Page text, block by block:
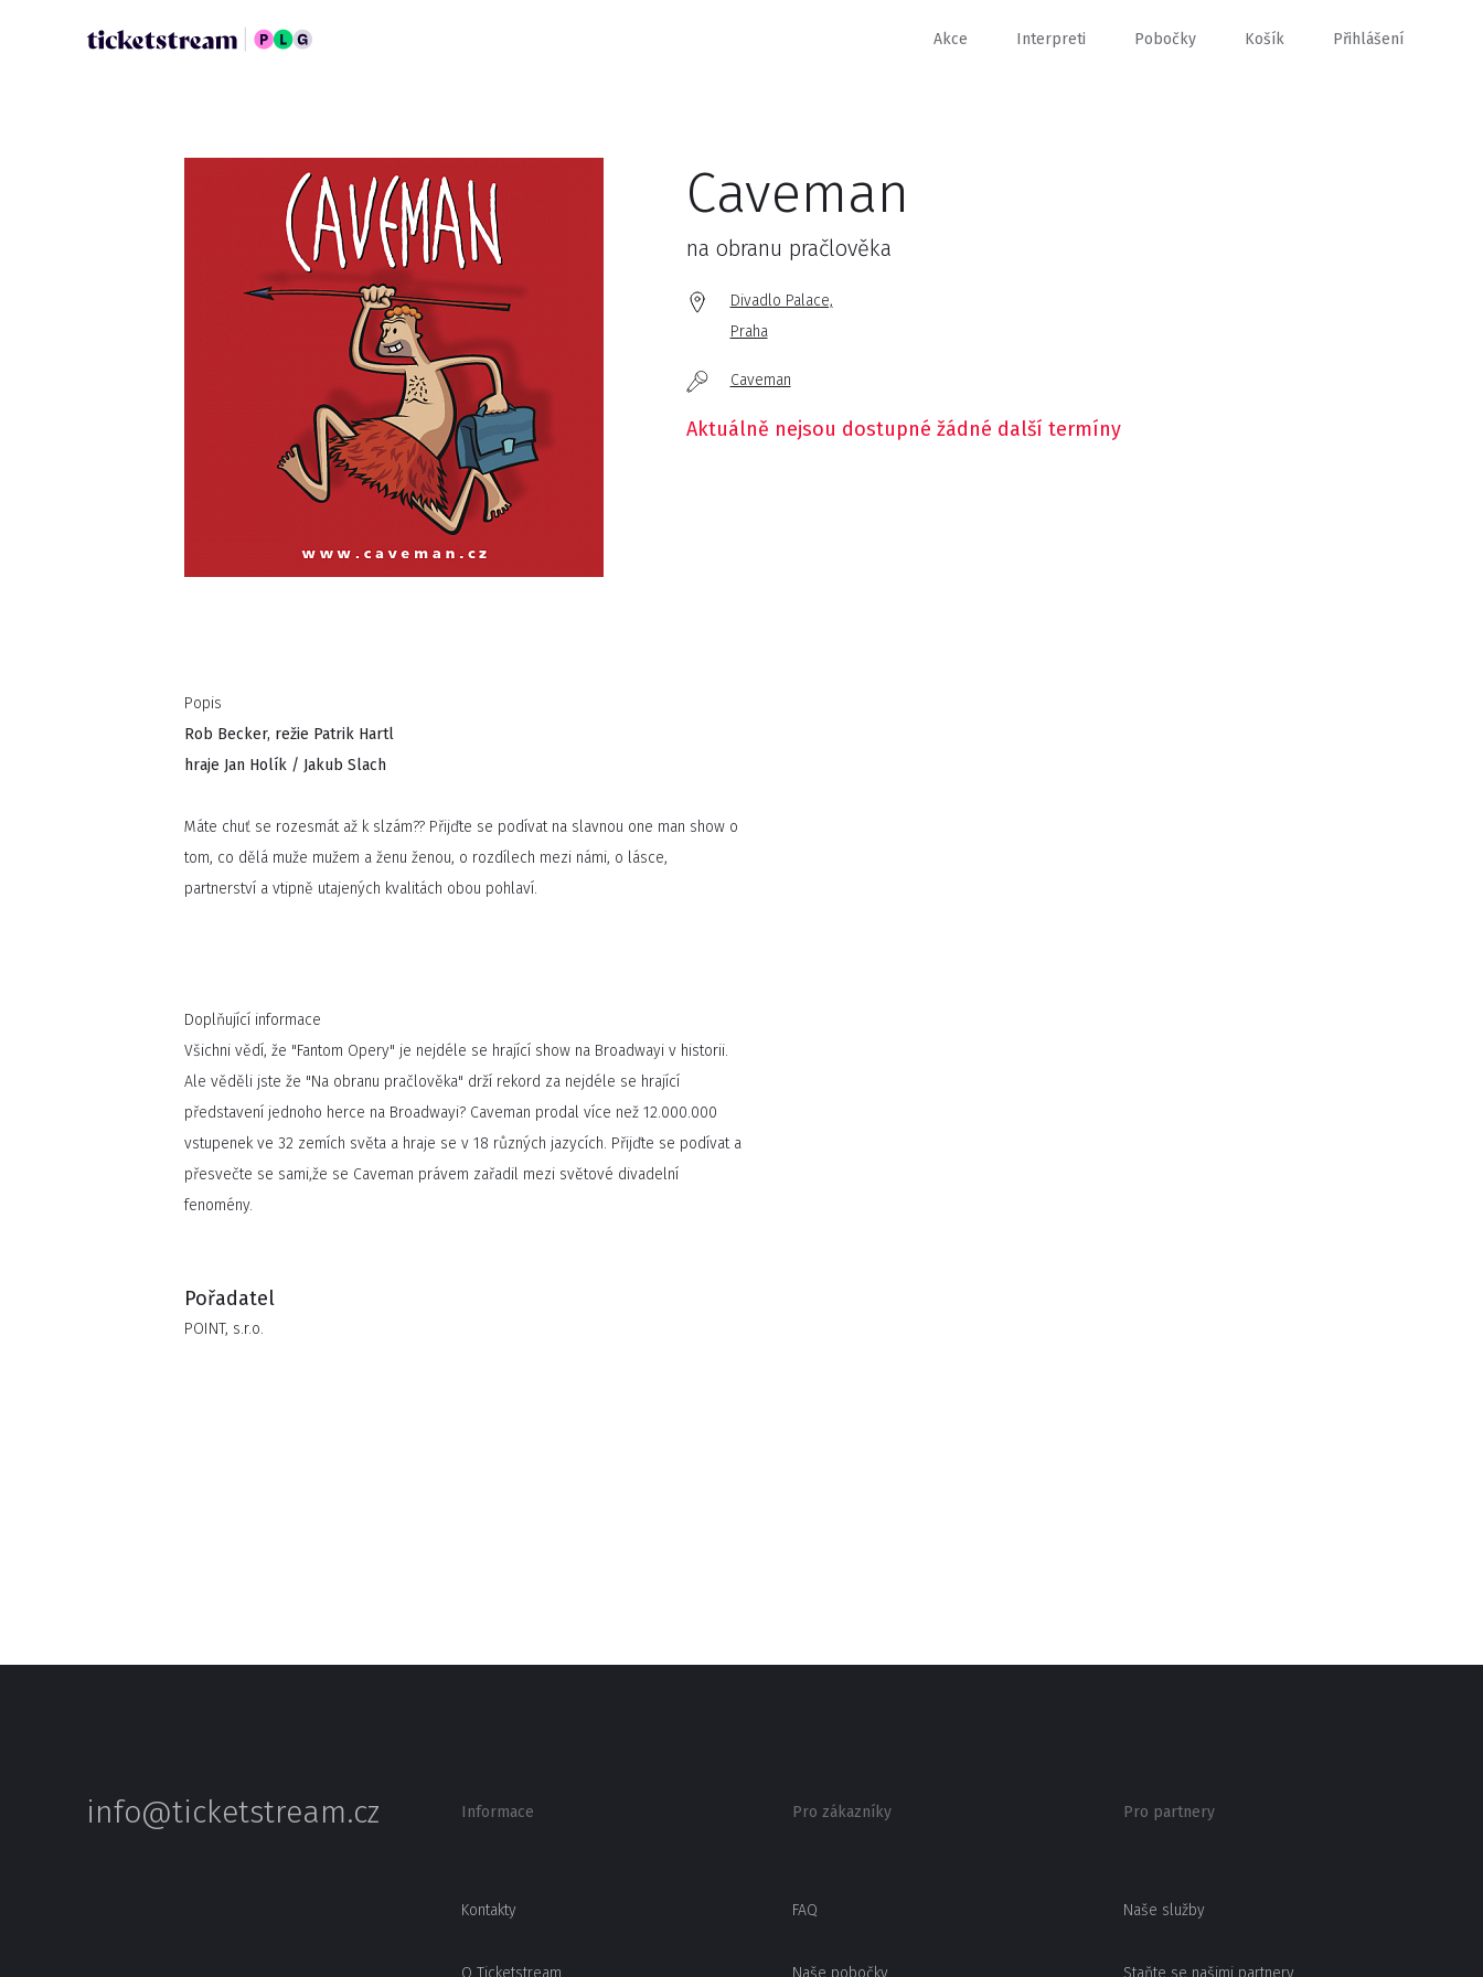
Akce Interpreti Pobočky Košík Přihlášení
Caveman
na obranu pračlověka
Divadlo Palace,
Praha
Caveman
Aktuálně nejsou dostupné žádné další termíny
Popis
Rob Becker, režie Patrik Hartl
hraje Jan Holík / Jakub Slach
Máte chuť se rozesmát až k slzám?? Přijďte se podívat na slavnou one man show o
tom, co dělá muže mužem a ženu ženou, o rozdílech mezi námi, o lásce,
partnerství a vtipně utajených kvalitách obou pohlaví.
Doplňující informace
Všichni vědí, že "Fantom Opery" je nejdéle se hrající show na Broadwayi v historii.
Ale věděli jste že "Na obranu pračlověka" drží rekord za nejdéle se hrající
představení jednoho herce na Broadwayi? Caveman prodal více než 12.000.000
vstupenek ve 32 zemích světa a hraje se v 18 různých jazycích. Přijďte se podívat a
přesvečte se sami,že se Caveman právem zařadil mezi světové divadelní
fenomény.
Pořadatel
POINT, s.r.o.
info@ticketstream.cz Informace
Kontakty
O Ticketstream
Pro zákazníky
FAQ
Naše pobočky
Pro partnery
Naše služby
Staňte se našimi partnery